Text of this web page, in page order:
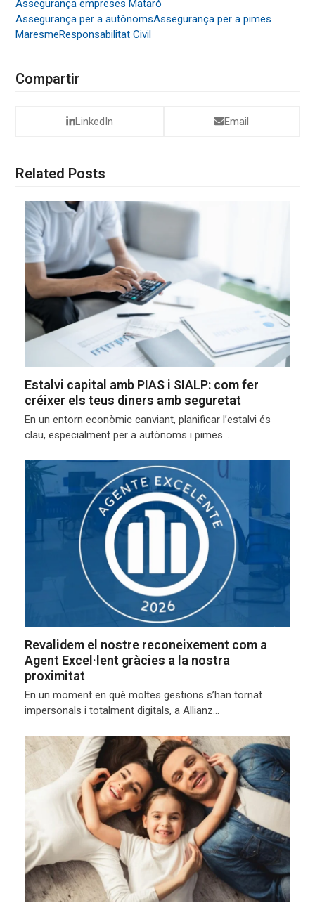
Assegurança empreses Mataró
Assegurança per a autònomsAssegurança per a pimes
MaresmeResponsabilitat Civil
Compartir
LinkedIn Email
Related Posts
Estalvi capital amb PIAS i SIALP: com fer
créixer els teus diners amb seguretat
En un entorn econòmic canviant, planificar l’estalvi és
clau, especialment per a autònoms i pimes…
Revalidem el nostre reconeixement com a
Agent Excel·lent gràcies a la nostra
proximitat
En un moment en què moltes gestions s’han tornat
impersonals i totalment digitals, a Allianz…